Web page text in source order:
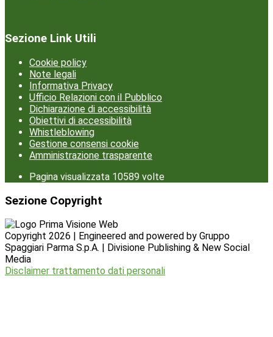
Sezione Link Utili
Cookie policy
Note legali
Informativa Privacy
Ufficio Relazioni con il Pubblico
Dichiarazione di accessibilità
Obiettivi di accessibilità
Whistleblowing
Gestione consensi cookie
Amministrazione trasparente
Pagina visualizzata 10589 volte
Sezione Copyright
Copyright 2026 | Engineered and powered by Gruppo
Spaggiari Parma S.p.A. | Divisione Publishing & New Social
Media
Disclaimer trattamento dati personali